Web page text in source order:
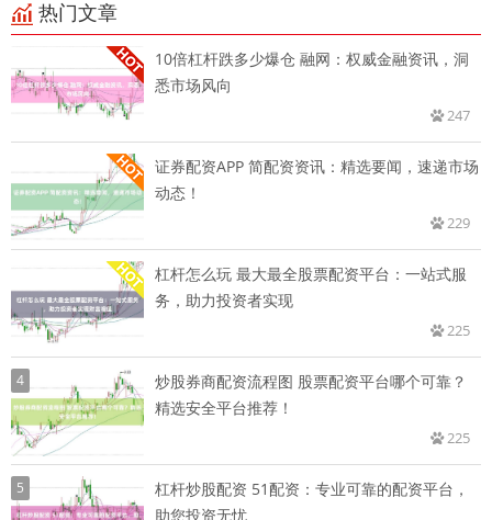
热门文章
10倍杠杆跌多少爆仓 融网：权威金融资讯，洞
悉市场风向
247
证券配资APP 简配资资讯：精选要闻，速递市场
动态！
229
杠杆怎么玩 最大最全股票配资平台：一站式服
务，助力投资者实现
225
4
炒股券商配资流程图 股票配资平台哪个可靠？
精选安全平台推荐！
225
5
杠杆炒股配资 51配资：专业可靠的配资平台，
助您投资无忧